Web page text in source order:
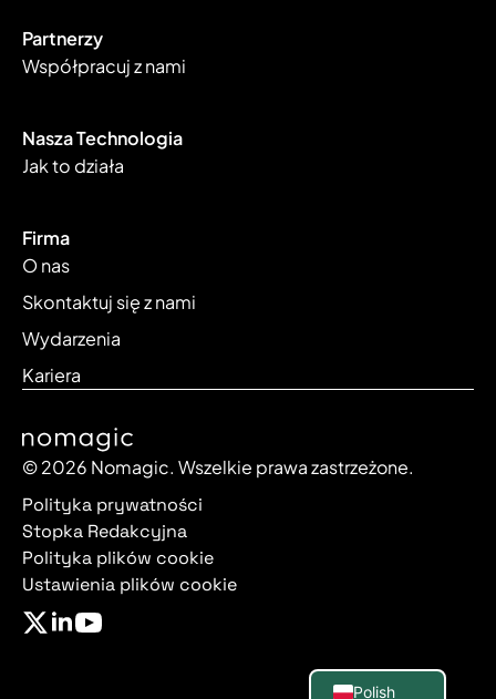
Partnerzy
Współpracuj z nami
Nasza Technologia
Jak to działa
Firma
O nas
Skontaktuj się z nami
Wydarzenia
Kariera
© 2026 Nomagic. Wszelkie prawa zastrzeżone.
Polityka prywatności
Stopka Redakcyjna
Polityka plików cookie
Ustawienia plików cookie
Polish
English